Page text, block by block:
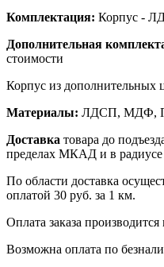
Комплектация: Корпус -
Дополнительная
стоимости
Корпус из дополнительных
Материалы: ЛДСП, МДФ,
Доставка товара до
пределах МКАД и в радиусе
По области доставка
оплатой 30 руб. за 1 км.
Оплата заказа
Возможна оплата по